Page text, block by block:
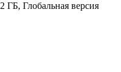
Глобальная версия